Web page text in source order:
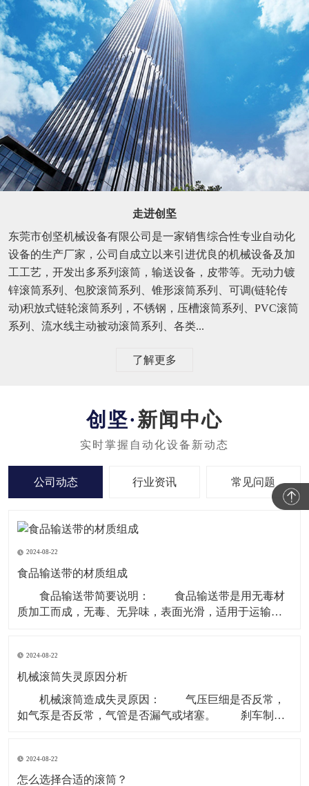
走进创坚
东莞市创坚机械设备有限公司是一家销售综合性专业自动化
设备的生产厂家，公司自成立以来引进优良的机械设备及加
工工艺，开发出多系列滚筒，输送设备，皮带等。无动力镀
锌滚筒系列、包胶滚筒系列、锥形滚筒系列、可调(链轮传
动)积放式链轮滚筒系列，不锈钢，压槽滚筒系列、PVC滚筒
系列、流水线主动被动滚筒系列、各类...
了解更多
新闻中心
公司动态 行业资讯 常见问题
2024-08-22
食品输送带的材质组成
食品输送带简要说明： 食品输送带是用无毒材
质加工而成，无毒、无异味，表面光滑，适用于运输食
份，所以现在用于食品行业基本用PU型输送带。 材
质有PVC、聚乙烯、聚炳稀、PP、塑钢 ACE
2024-08-22
机械滚筒失灵原因分析
机械滚筒造成失灵原因： 气压巨细是否反常，
如气泵是否反常，气管是否漏气或堵塞。 刹车制动
锤张紧处上部个改向机械滚筒除应笔直于皮带长度方向
以外还应笔直于重力垂线，即确保其轴中心线水平。
2024-08-22
怎么选择合适的滚筒？